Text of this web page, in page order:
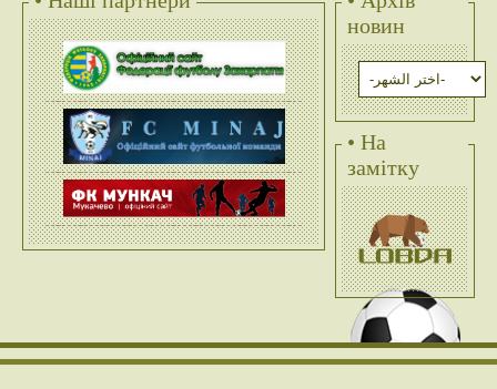
новин
• На
замітку